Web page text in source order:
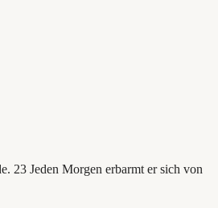
23 Jeden Morgen erbarmt er sich von